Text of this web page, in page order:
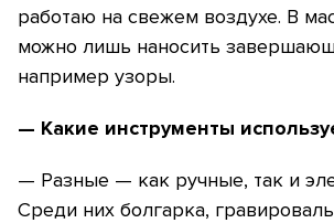
работаю на свежем воздухе. В
можно лишь наносить
например узоры.
— Какие инструменты
— Разные — как ручные, так и
Среди них болгарка,